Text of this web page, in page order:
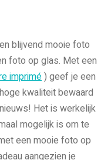
blijvend mooie foto
foto op glas. Met een
imprimé) geef je een
kwaliteit bewaard
Het is werkelijk
mogelijk is om te
een mooie foto op
aangezien je